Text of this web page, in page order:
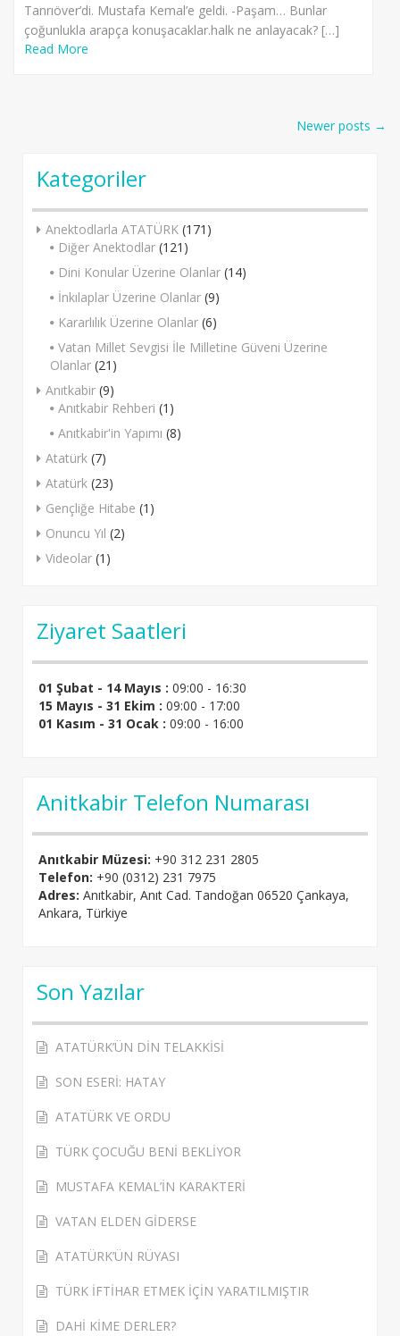
Tanrıöver’di. Mustafa Kemal’e geldi. -Paşam… Bunlar
çoğunlukla arapça konuşacaklar.halk ne anlayacak? […]
Read More
navigation
Newer posts →
Kategoriler
Anektodlarla ATATÜRK (171)
Diğer Anektodlar (121)
Dini Konular Üzerine Olanlar (14)
İnkılaplar Üzerine Olanlar (9)
Kararlılık Üzerine Olanlar (6)
Vatan Millet Sevgisi İle Milletine Güveni Üzerine
Olanlar (21)
Anıtkabir (9)
Anıtkabir Rehberi (1)
Anıtkabir'in Yapımı (8)
Atatürk (7)
Atatürk (23)
Gençliğe Hitabe (1)
Onuncu Yıl (2)
Videolar (1)
Ziyaret Saatleri
01 Şubat - 14 Mayıs : 09:00 - 16:30
15 Mayıs - 31 Ekim : 09:00 - 17:00
01 Kasım - 31 Ocak : 09:00 - 16:00
Anitkabir Telefon Numarası
Anıtkabir Müzesi: +90 312 231 2805
Telefon: +90 (0312) 231 7975
Adres: Anıtkabir, Anıt Cad. Tandoğan 06520 Çankaya,
Ankara, Türkiye
Son Yazılar
ATATÜRK’ÜN DİN TELAKKİSİ
SON ESERİ: HATAY
ATATÜRK VE ORDU
TÜRK ÇOCUĞU BENİ BEKLİYOR
MUSTAFA KEMAL’İN KARAKTERİ
VATAN ELDEN GİDERSE
ATATÜRK’ÜN RÜYASI
TÜRK İFTİHAR ETMEK İÇİN YARATILMIŞTIR
DAHİ KİME DERLER?